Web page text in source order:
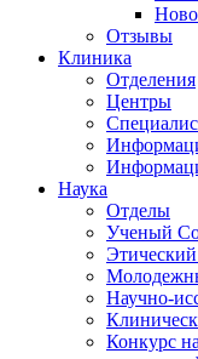
Отзывы
Клиника
Отделения
Центры
Наука
Отделы
Ученый
Научно-
Конкурс